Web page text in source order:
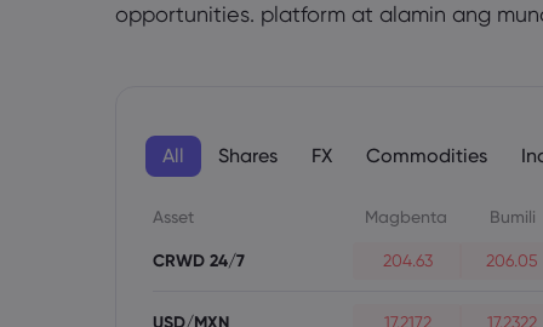
opportunities. platform at alamin ang
All Shares FX Commodities
Asset Magbenta Bumili
CRWD 24/7 204.63 206.05
USD/MXN 17.2172 17.2322